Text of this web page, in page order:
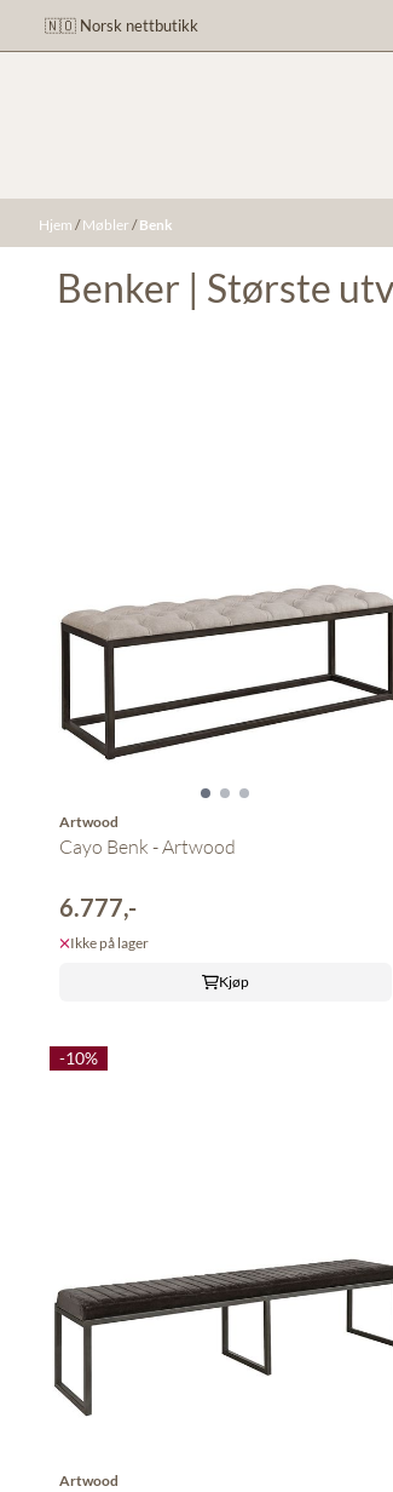
Hopp til innhold
🇳🇴 Norsk nettbutikk
Hjem /Møbler /Benk
Benker | Største
Artwood
Cayo Benk - Artwood
6.777,-
Ikke på lager
Kjøp
-10%
Artwood